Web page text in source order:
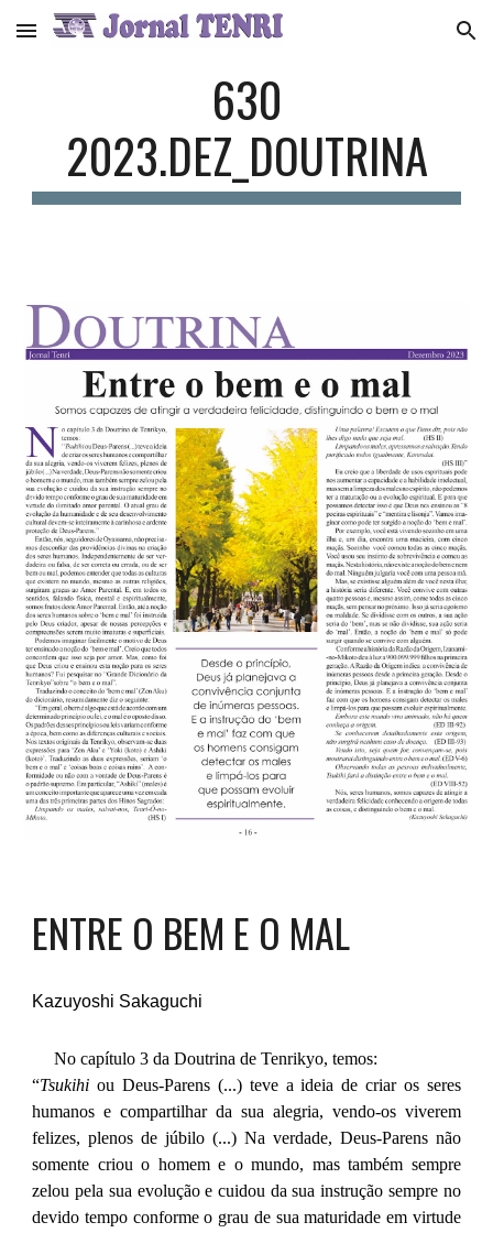
Skip to main content Skip to navigation
630
2023.DEZ _DOUTRINA
ENTRE O BEM E O MAL
Kazuyoshi Sakaguchi
No capítulo 3 da Doutrina de Tenrikyo, temos:
“Tsukihiou Deus-Parens (...) teve a ideia de criar os seres
humanos e compartilhar da sua alegria, vendo-os viverem
felizes, plenos de júbilo (...) Na verdade, Deus-Parens não
somente criou o homem e o mundo, mas também sempre
zelou pela sua evolução e cuidou da sua instrução sempre no
devido tempo conforme o grau de sua maturidade em virtude